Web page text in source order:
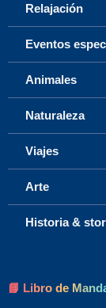
Relajación
Eventos
Animales
Naturaleza
Viajes
Arte
Historia &
📘 Libro de